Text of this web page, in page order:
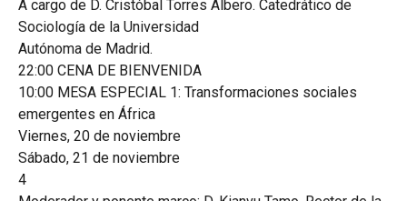
A cargo de D. Cristóbal Torres Albero. Catedrático de
Sociología de la Universidad
Autónoma de Madrid.
22:00 CENA DE BIENVENIDA
10:00 MESA ESPECIAL 1: Transformaciones sociales
emergentes en África
Viernes, 20 de noviembre
Sábado, 21 de noviembre
4